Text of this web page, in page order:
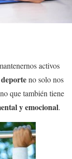
activos
deporteno solo nos
que también tiene
y emocional.